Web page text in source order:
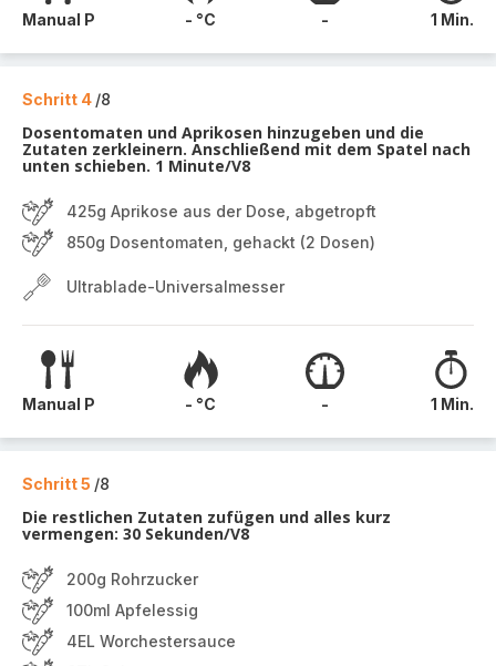
Manual P - °C - 1 Min.
Schritt 4 /8
Dosentomaten und Aprikosen hinzugeben und die
Zutaten zerkleinern. Anschließend mit dem Spatel nach
unten schieben. 1 Minute/V8
425g Aprikose aus der Dose, abgetropft
850g Dosentomaten, gehackt (2 Dosen)
Ultrablade-Universalmesser
Manual P - °C - 1 Min.
Schritt 5 /8
Die restlichen Zutaten zufügen und alles kurz
vermengen: 30 Sekunden/V8
200g Rohrzucker
100ml Apfelessig
4EL Worchestersauce